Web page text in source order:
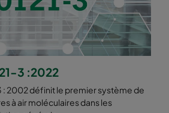
3 :2022
: 2002 définit le premier système de
à air moléculaires dans les